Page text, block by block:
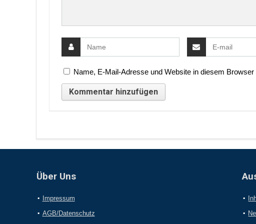
Name, E-Mail-Adresse und Website in diesem
Über Uns
Impressum
AGB/Datenschutz